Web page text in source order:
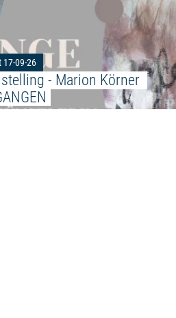
17-09-26
- Marion Körner